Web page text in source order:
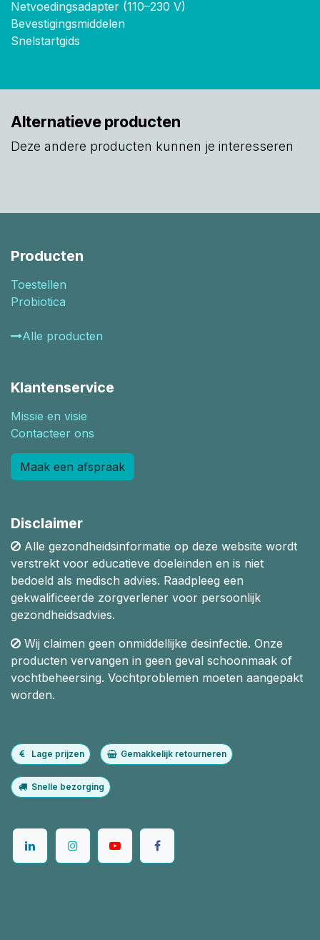
Netvoedingsadapter (110–230 V)
Bevestigingsmiddelen
Snelstartgids
Alternatieve producten
Deze andere producten kunnen je interesseren
Producten
Toestellen
Probiotica
Alle producten
Klantenservice
Missie en visie
Contacteer ons
Maak een afspraak
Disclaimer
Alle gezondheidsinformatie op deze website wordt
verstrekt voor educatieve doeleinden en is niet
bedoeld als medisch advies. Raadpleeg een
gekwalificeerde zorgverlener voor persoonlijk
gezondheidsadvies.
Wij claimen geen onmiddellijke desinfectie. Onze
producten vervangen in geen geval schoonmaak of
vochtbeheersing. Vochtproblemen moeten aangepakt
worden.
Lage prijzen Gemakkelijk retourneren
Snelle bezorging